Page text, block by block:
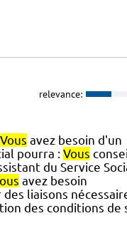
relevance:
Vous avez besoin d'un
pourra : Vous
du Service
avez besoin
liaisons
des conditions de